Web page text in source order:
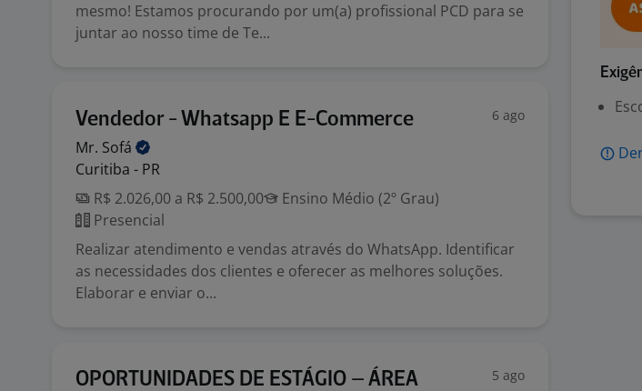
mesmo! Estamos procurando por um(a) profissional PCD para se
juntar ao nosso time de Te...
Vendedor - Whatsapp E E-Commerce 6 ago
Mr. Sofá
Curitiba - PR
R$ 2.026,00 a R$ 2.500,00
Ensino Médio (2º Grau)
Presencial
Realizar atendimento e vendas através do WhatsApp. Identificar
as necessidades dos clientes e oferecer as melhores soluções.
Elaborar e enviar o...
OPORTUNIDADES DE ESTÁGIO – ÁREA
5 ago